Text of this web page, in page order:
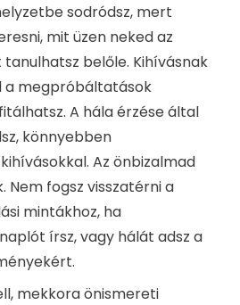
sodródsz, mert
mit üzen neked az
belőle. Kihívásnak
a megpróbáltatások
A hála érzése által
könnyebben
Az önbizalmad
Nem fogsz visszatérni a
mintákhoz, ha
írsz, vagy hálát adsz a
mekkora önismereti